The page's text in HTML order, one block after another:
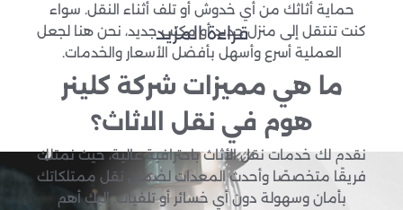
حماية أثاثك من أي خدوش أو تلف أثناء النقل. سواء
كنت تنتقل إلى منزل جديد أو مكتب جديد، نحن هنا لجعل
العملية أسرع وأسهل بأفضل الأسعار والخدمات.
ما هي مميزات شركة كلينر
هوم في نقل الاثاث؟
نقدم لك خدمات نقل الأثاث باحترافية عالية، حيث نمتلك
فريقًا متخصصًا وأحدث المعدات لضمان نقل ممتلكاتك
بأمان وسهولة دون أي خسائر أو تلفيات. إليك أهم
قراءة المزيد